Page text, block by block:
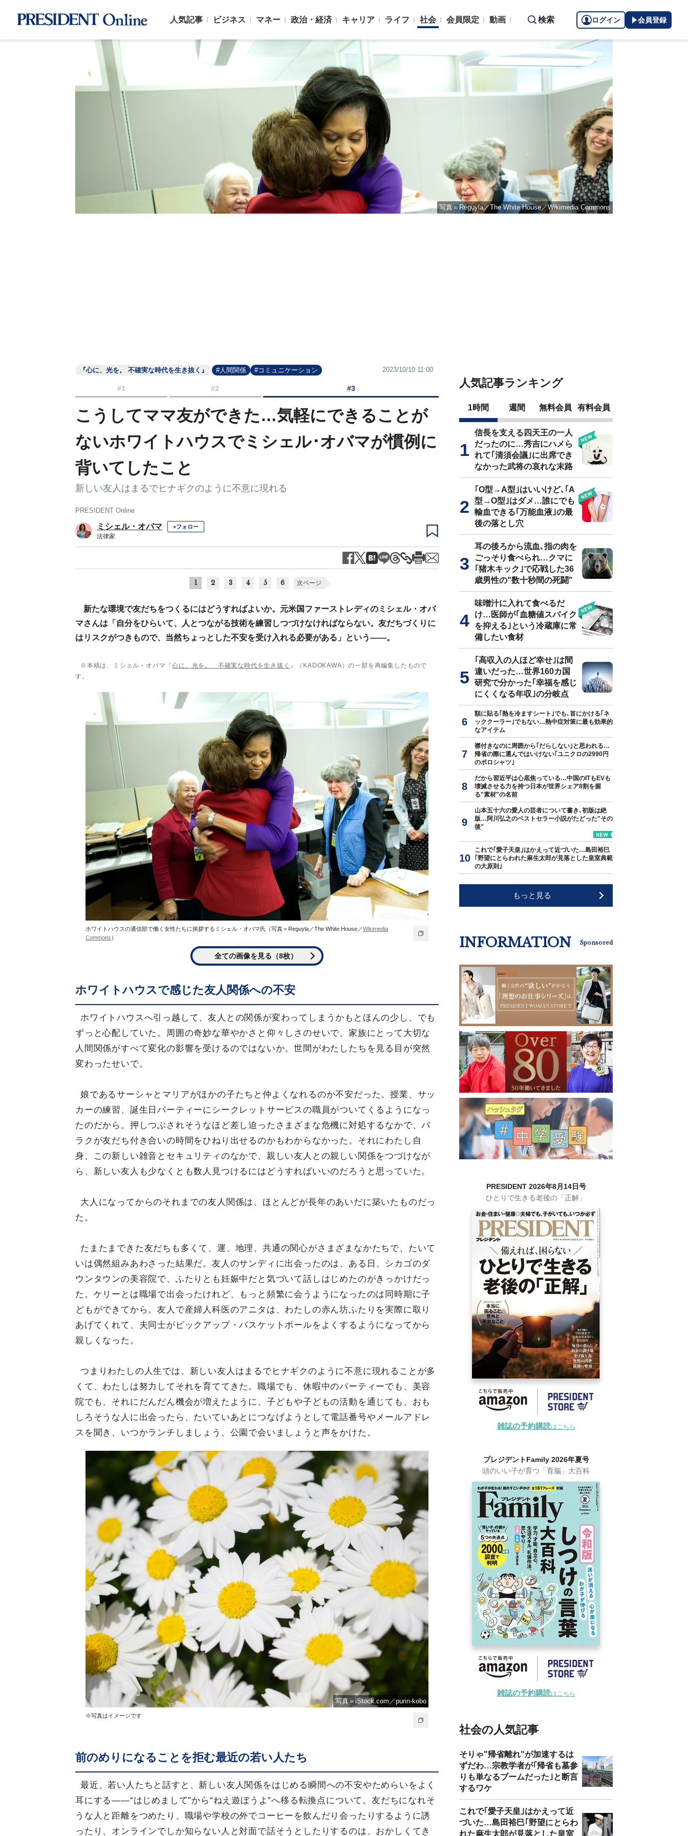
人気記事 ビジネス マネー 政治・経済 キャリア ライフ 社会 会員限定 動画 検索 ログイン 会員登録
写真＝Reguyla／The White House／Wikimedia Commons
『心に、光を。 不確実な時代を生き抜く』 #人間関係 #コミュニケーション 2023/10/10 11:00
#1 #2 #3
こうしてママ友ができた…気軽にできることが
ないホワイトハウスでミシェル･オバマが慣例に
背いてしたこと
新しい友人はまるでヒナギクのように不意に現れる
PRESIDENT Online
ミシェル・オバマ +フォロー
法律家
1 2 3 4 5 6 次ページ
新たな環境で友だちをつくるにはどうすればよいか。元米国ファーストレディのミシェル・オバ
マさんは「自分をひらいて、人とつながる技術を練習しつづけなければならない。友だちづくりに
はリスクがつきもので、当然ちょっとした不安を受け入れる必要がある」という――。
※本稿は、ミシェル・オバマ『心に、光を。 不確実な時代を生き抜く 』（KADOKAWA）の一部を再編集したもので
す。
ホワイトハウスの通信部で働く女性たちに挨拶するミシェル・オバマ氏（写真＝Reguyla／The White House／Wikimedia
Commons ）
全ての画像を見る（8枚）
ホワイトハウスで感じた友人関係への不安
ホワイトハウスへ引っ越して、友人との関係が変わってしまうかもとほんの少し、でも
ずっと心配していた。周囲の奇妙な華やかさと仰々しさのせいで、家族にとって大切な
人間関係がすべて変化の影響を受けるのではないか。世間がわたしたちを見る目が突然
変わったせいで。
娘であるサーシャとマリアがほかの子たちと仲よくなれるのか不安だった。授業、サッ
カーの練習、誕生日パーティーにシークレットサービスの職員がついてくるようになっ
たのだから。押しつぶされそうなほど差し迫ったさまざまな危機に対処するなかで、バ
ラクが友だち付き合いの時間をひねり出せるのかもわからなかった。それにわたし自
身、この新しい雑音とセキュリティのなかで、親しい友人との親しい関係をつづけなが
ら、新しい友人も少なくとも数人見つけるにはどうすればいいのだろうと思っていた。
大人になってからのそれまでの友人関係は、ほとんどが長年のあいだに築いたものだっ
た。
たまたまできた友だちも多くて、運、地理、共通の関心がさまざまなかたちで、たいて
いは偶然組みあわさった結果だ。友人のサンディに出会ったのは、ある日、シカゴのダ
ウンタウンの美容院で、ふたりとも妊娠中だと気づいて話しはじめたのがきっかけだっ
た。ケリーとは職場で出会ったけれど、もっと頻繁に会うようになったのは同時期に子
どもができてから。友人で産婦人科医のアニタは、わたしの赤ん坊ふたりを実際に取り
あげてくれて、夫同士がピックアップ・バスケットボールをよくするようになってから
親しくなった。
つまりわたしの人生では、新しい友人はまるでヒナギクのように不意に現れることが多
くて、わたしは努力してそれを育ててきた。職場でも、休暇中のパーティーでも、美容
院でも、それにだんだん機会が増えたように、子どもや子どもの活動を通じても、おも
しろそうな人に出会ったら、たいていあとにつなげようとして電話番号やメールアドレ
スを聞き、いつかランチしましょう、公園で会いましょうと声をかけた。
写真＝iStock.com／purin-kobo
※写真はイメージです
前のめりになることを拒む最近の若い人たち
最近、若い人たちと話すと、新しい友人関係をはじめる瞬間への不安やためらいをよく
耳にする――“はじめまして”から“ねえ遊ぼうよ”へ移る転換点について。友だちになれそ
うな人と距離をつめたり、職場や学校の外でコーヒーを飲んだり会ったりするように誘
ったり、オンラインでしか知らない人と対面で話そうとしたりするのは、おかしくてき
人気記事ランキング
1時間 週間 無料会員 有料会員
信長を支える四天王の一人
だったのに…秀吉にハメら
れて｢清須会議｣に出席でき
なかった武将の哀れな末路
｢O型→A型｣はいいけど､｢A
型→O型｣はダメ…誰にでも
輸血できる｢万能血液｣の最
後の落とし穴
耳の後ろから流血､指の肉を
ごっそり食べられ…クマに
｢猪木キック｣で応戦した36
歳男性の"数十秒間の死闘"
味噌汁に入れて食べるだ
け…医師が｢血糖値スパイク
を抑える｣という冷蔵庫に常
備したい食材
｢高収入の人ほど幸せ｣は間
違いだった…世界160カ国
研究で分かった｢幸福を感じ
にくくなる年収｣の分岐点
額に貼る｢熱を冷ますシート｣でも､首にかける｢ネ
ッククーラー｣でもない…熱中症対策に最も効果的
なアイテム
襟付きなのに周囲から｢だらしない｣と思われる…
帰省の際に選んではいけない｢ユニクロの2990円
のポロシャツ｣
だから習近平は心底焦っている…中国のITもEVも
壊滅させる力を持つ日本が世界シェア8割を握
る"素材"の名前
山本五十六の愛人の芸者について書き､初版は絶
版…阿川弘之のベストセラー小説がたどった"その
後"
これで｢愛子天皇｣はかえって近づいた…島田裕巳
｢野望にとらわれた麻生太郎が見落とした皇室典範
の大原則｣
もっと見る
INFORMATION Sponsored
PRESIDENT 2026年8月14日号
ひとりで生きる老後の「正解」
雑誌の予約購読はこちら
プレジデントFamily 2026年夏号
頭のいい子が育つ「育脳」大百科
雑誌の予約購読はこちら
社会の人気記事
そりゃ"帰省離れ"が加速するは
ずだわ…宗教学者が｢帰省も墓参
りも単なるブームだった｣と断言
するワケ
これで｢愛子天皇｣はかえって近
づいた…島田裕巳｢野望にとらわ
れた麻生太郎が見落とした皇室